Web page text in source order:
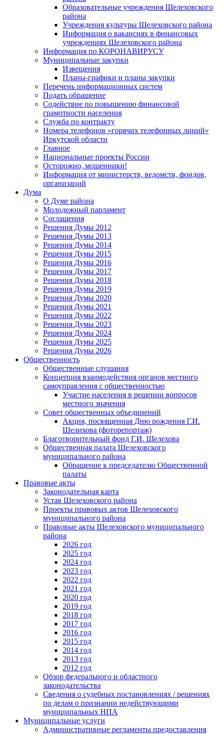
Образовательные учреждения Шелеховского
района
Учреждения культуры Шелеховского района
Информация о вакансиях в финансовых
учреждениях Шелеховского района
Информация по КОРОНАВИРУСУ
Муниципальные закупки
Извещения
Планы-графики и планы закупки
Перечень информационных систем
Подать обращение
Содействие по повышению финансовой
грамотности населения
Служба по контракту
Номера телефонов «горячих телефонных линий»
Иркутской области
Главное
Национальные проекты России
Осторожно, мошенники!
Информация от министерств, ведомств, фондов,
организаций
Дума
О Думе района
Молодежный парламент
Соглашения
Решения Думы 2012
Решения Думы 2013
Решения Думы 2014
Решения Думы 2015
Решения Думы 2016
Решения Думы 2017
Решения Думы 2018
Решения Думы 2019
Решения Думы 2020
Решения Думы 2021
Решения Думы 2022
Решения Думы 2023
Решения Думы 2024
Решения Думы 2025
Решения Думы 2026
Общественность
Общественные слушания
Концепция взаимодействия органов местного
самоуправления с общественностью
Участие населения в решении вопросов
местного значения
Совет общественных объединений
Акция, посвященная Дню рождения Г.И.
Шелихова (фоторепортаж)
Благотворительный фонд Г.И. Шелехова
Общественная палата Шелеховского
муниципального района
Обращение к председателю Общественной
палаты
Правовые акты
Законодательная карта
Устав Шелеховского района
Проекты правовых актов Шелеховского
муниципального района
Правовые акты Шелеховского муниципального
района
2026 год
2025 год
2024 год
2023 год
2022 год
2021 год
2020 год
2019 год
2018 год
2017 год
2016 год
2015 год
2014 год
2013 год
2012 год
Обзор федерального и областного
законодательства
Сведения о судебных постановлениях / решениях
по делам о признании недействующими
муниципальных НПА
Муниципальные услуги
Административные регламенты предоставления